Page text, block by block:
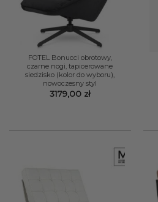
FOTEL Bonucci obrotowy,
czarne nogi, tapicerowane
siedzisko (kolor do wyboru),
nowoczesny styl
3179,00 zł